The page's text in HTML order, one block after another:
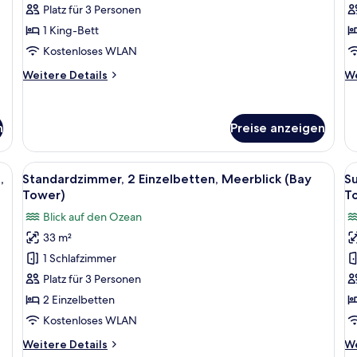
(Executive
Tower)
anzeigen
Platz für 3 Personen
1 King-Bett
Kostenloses WLAN
Weitere Details
Weitere
1
Schlafzimmer
(Executive
Tower)
Preise anzeigen
großen Bett, einem Fernseher, einem Schreibtisch und einem Balkon
Alle
Fotos
Standardzimmer,
2 Einzelbetten,
Meerblick
(Bay
Tower)
anzeigen
Ein Hotelzimmer mit zwei Betten,
9
Standardzimmer, 2 Einzelbetten, Meerblick (Bay
Tower)
Blick auf den Ozean
33 m²
1 Schlafzimmer
Platz für 3 Personen
2 Einzelbetten
Kostenloses WLAN
Weitere Details
Weitere
1